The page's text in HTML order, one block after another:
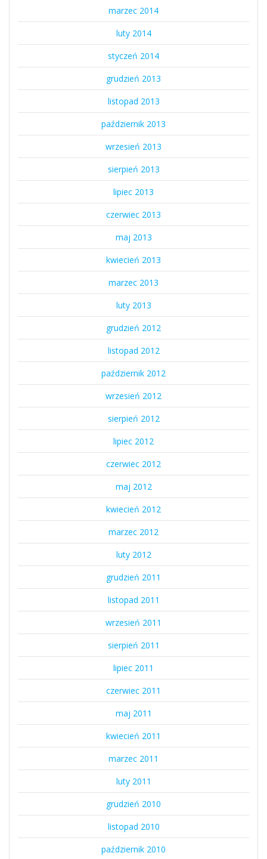
marzec 2014
luty 2014
styczeń 2014
grudzień 2013
listopad 2013
październik 2013
wrzesień 2013
sierpień 2013
lipiec 2013
czerwiec 2013
maj 2013
kwiecień 2013
marzec 2013
luty 2013
grudzień 2012
listopad 2012
październik 2012
wrzesień 2012
sierpień 2012
lipiec 2012
czerwiec 2012
maj 2012
kwiecień 2012
marzec 2012
luty 2012
grudzień 2011
listopad 2011
wrzesień 2011
sierpień 2011
lipiec 2011
czerwiec 2011
maj 2011
kwiecień 2011
marzec 2011
luty 2011
grudzień 2010
listopad 2010
październik 2010